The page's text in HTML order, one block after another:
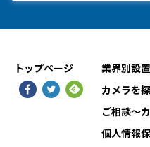
トップページ
業界別設
カメラを
ご相談〜
個人情報